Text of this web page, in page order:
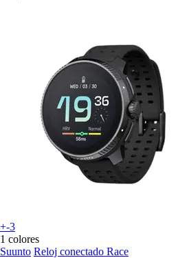
+-3
1 colores
Suunto Reloj conectado Race